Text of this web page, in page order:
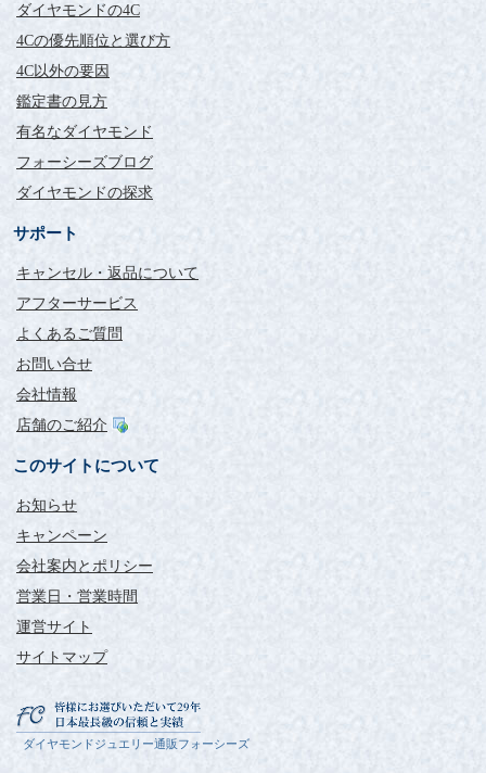
ダイヤモンドの4C
4Cの優先順位と選び方
4C以外の要因
鑑定書の見方
有名なダイヤモンド
フォーシーズブログ
ダイヤモンドの探求
サポート
キャンセル・返品について
アフターサービス
よくあるご質問
お問い合せ
会社情報
店舗のご紹介
このサイトについて
お知らせ
キャンペーン
会社案内とポリシー
営業日・営業時間
運営サイト
サイトマップ
ダイヤモンドジュエリー通販フォーシーズ